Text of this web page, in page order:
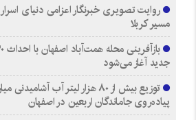
روایت تصویری خبرنگار اعزامی دنیای
مسیر کربلا
جدید آغاز می‌شود
توزیع بیش از ۸۰ هزار لیتر آب
پیاده‌روی جاماندگان اربعین در اصفهان